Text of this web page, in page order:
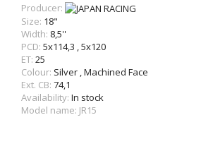
Producer:
Size: 18"
Width: 8,5''
PCD: 5x114,3 ,5x120
ET: 25
Colour: Silver ,Machined Face
Ext. CB: 74,1
Availability: In stock
Model name: JR15